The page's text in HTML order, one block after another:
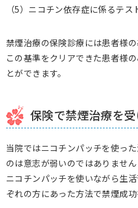
（5）ニコチン依存症に係るテ
禁煙治療の保険診療には患者様
この基準をクリアできた患者様
とができます。
保険で禁煙治療を
当院ではニコチンパッチを使っ
のは意志が弱いのではありません
ニコチンパッチを使いながら生
ぞれの方にあった方法で禁煙成功